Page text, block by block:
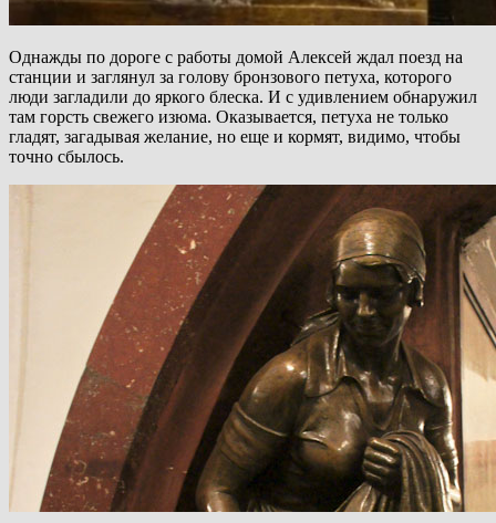
Однажды по дороге с работы домой Алексей ждал поезд на
станции и заглянул за голову бронзового петуха, которого
люди загладили до яркого блеска. И с удивлением обнаружил
там горсть свежего изюма. Оказывается, петуха не только
гладят, загадывая желание, но еще и кормят, видимо, чтобы
точно сбылось.